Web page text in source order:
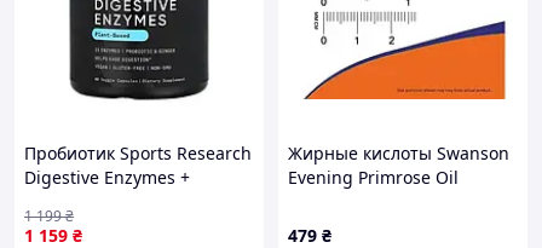
Пробиотик Sports Research
Digestive Enzymes +
capsules (2023-10-6175)
1 159 ₴
1 199₴
Жирные кислоты Swanson
Evening Primrose Oil
98-1275879-20)
479 ₴